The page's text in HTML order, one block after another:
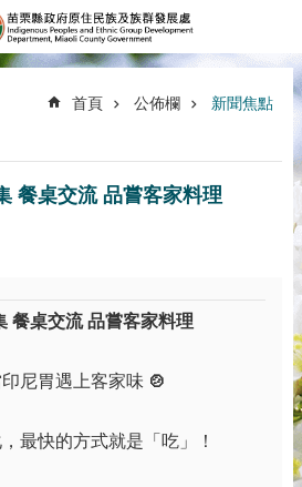
首頁 公佈欄 新聞焦點
餐桌交流 品嘗客家料理
餐桌交流品嘗客家料理
尼胃遇上客家味 🍲
最快的方式就是「吃」！